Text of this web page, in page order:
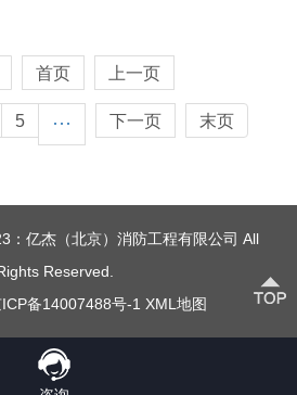
首页 上一页
5 ··· 下一页 末页
：亿杰（北京）消防工程有限公司 All
Reserved.
备14007488号-1 XML地图